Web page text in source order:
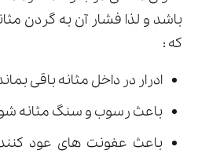
باشد و لذا فشار آن به گردن
که :
ادرار در داخل مثانه باقی
باعث رسوب و سنگ مثانه
باعث عفونت های عود